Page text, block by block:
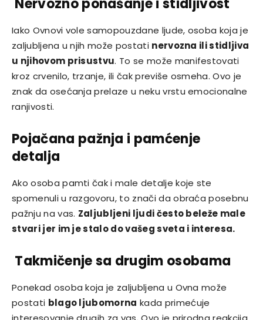
Nervozno ponašanje i stidljivost
Iako Ovnovi vole samopouzdane ljude, osoba koja je
zaljubljena u njih može postati nervozna ili stidljiva
u njihovom prisustvu. To se može manifestovati
kroz crvenilo, trzanje, ili čak previše osmeha. Ovo je
znak da osećanja prelaze u neku vrstu emocionalne
ranjivosti.
Pojačana pažnja i pamćenje
detalja
Ako osoba pamti čak i male detalje koje ste
spomenuli u razgovoru, to znači da obraća posebnu
pažnju na vas. Zaljubljeni ljudi često beleže male
stvari jer im je stalo do vašeg sveta i interesa.
Takmičenje sa drugim osobama
Ponekad osoba koja je zaljubljena u Ovna može
postati blago ljubomorna kada primećuje